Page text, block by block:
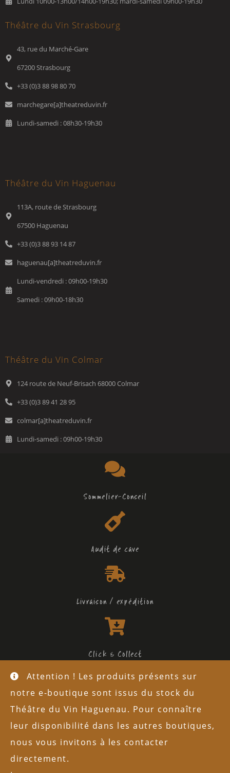
Attention ! Les produits présents sur
notre e-boutique sont issus du stock du
Théâtre du Vin Haguenau. Pour connaître
leur disponibilité dans les autres boutiques,
nous vous invitons à les contacter
directement.
Théâtre du Vin Strasbourg
43, rue du Marché-Gare
67200 Strasbourg
+33 (0)3 88 98 80 70
marchegare[a]theatreduvin.fr
Lundi-samedi : 08h30-19h30
Théâtre du Vin Haguenau
113A, route de Strasbourg
67500 Haguenau
+33 (0)3 88 93 14 87
haguenau[a]theatreduvin.fr
Lundi-vendredi : 09h00-19h30
Samedi : 09h00-18h30
Théâtre du Vin Colmar
124 route de Neuf-Brisach 68000 Colmar
+33 (0)3 89 41 28 95
colmar[a]theatreduvin.fr
Lundi-samedi : 09h00-19h30
Sommelier-Conseil
Audit de cave
Livraison / expédition
Click & Collect
L'abus d'alcool est dangereux pour la santé
Mentions légales
Politique de confidentialité
Copyright © 2026 Théâtre du Vin